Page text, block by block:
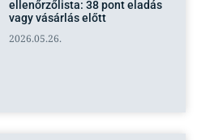
ellenőrzőlista: 38 pont eladás
vagy vásárlás előtt
2026.05.26.